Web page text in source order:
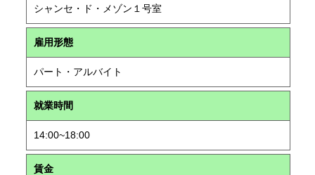
シャンセ・ド・メゾン１号室
雇用形態
パート・アルバイト
就業時間
14:00~18:00
賃金